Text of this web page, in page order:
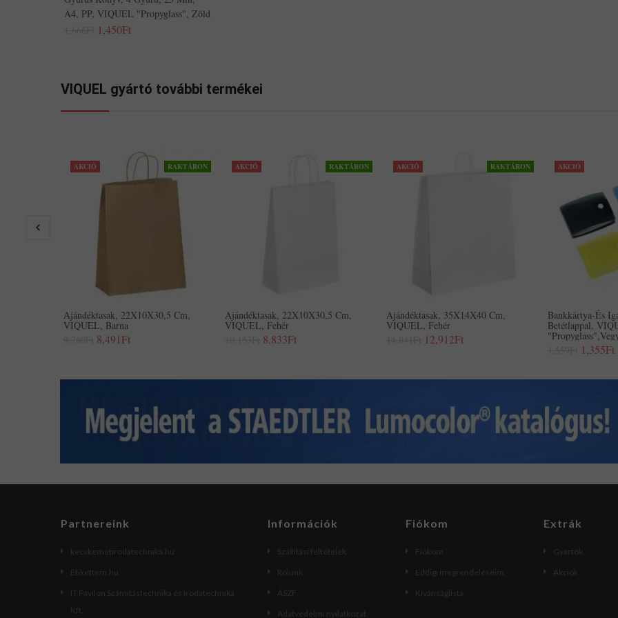
A4, PP, VIQUEL "Propyglass", Zöld
1,450Ft
VIQUEL gyártó további termékei
AKCIÓ RAKTÁRON
Ajándéktasak, 22X10X30,5 Cm,
VIQUEL, Barna
8,491Ft
AKCIÓ RAKTÁRON
Ajándéktasak, 22X10X30,5 Cm,
VIQUEL, Fehér
8,833Ft
AKCIÓ RAKTÁRON
Ajándéktasak, 35X14X40 Cm,
VIQUEL, Fehér
12,912Ft
AKCIÓ
Bankkártya-És
Betétlappal,
1,355Ft
Partnereink
kecskemetirodatechnika.hu
Etikettem.hu
IT Pavilon Számítástechnika és Irodatechnika
Kft.
Információk
Szállítási feltételek
Rólunk
ÁSZF
Adatvédelmi nyilatkozat
Fiókom
Fiókom
Eddigi megrendeléseim
Kívánságlista
Extrák
Gyártók
Akciók